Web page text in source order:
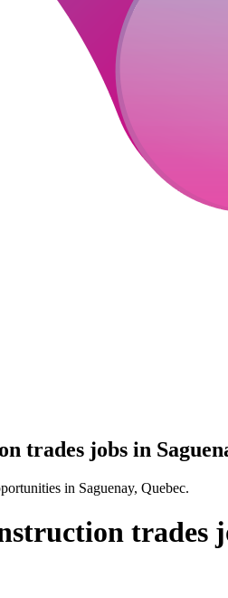
trades jobs in
in Saguenay, Quebec.
trades